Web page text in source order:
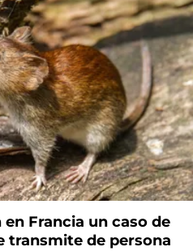
Francia un caso de
transmite de persona